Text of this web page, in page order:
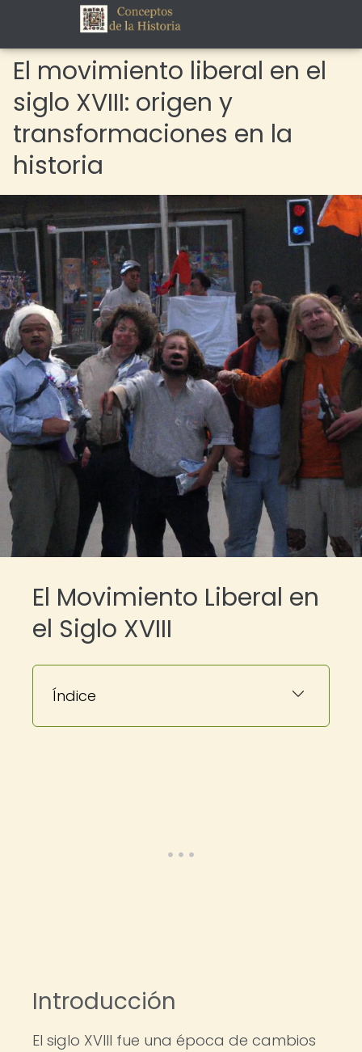
El movimiento liberal en el
siglo XVIII: origen y
transformaciones en la
historia
El Movimiento Liberal en
el Siglo XVIII
Índice
Introducción
El siglo XVIII fue una época de cambios